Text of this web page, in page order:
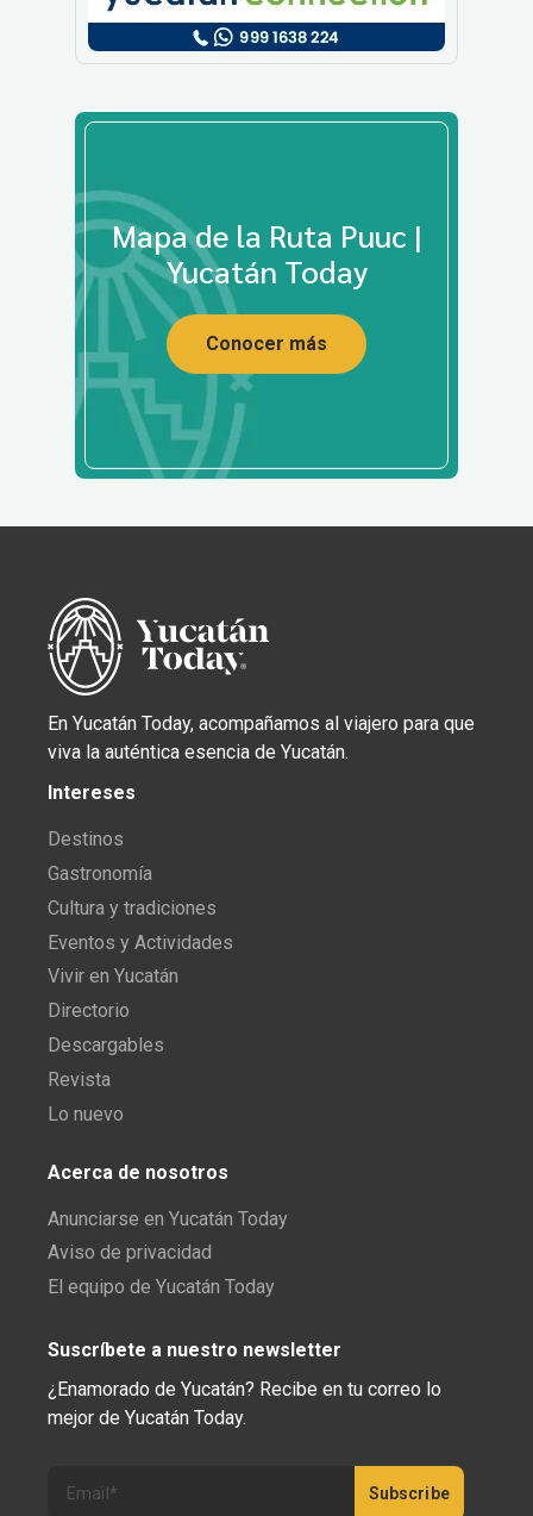
Mapa de la Ruta Puuc |
Yucatán Today
Conocer más
En Yucatán Today, acompañamos al viajero para que
viva la auténtica esencia de Yucatán.
Intereses
Destinos
Gastronomía
Cultura y tradiciones
Eventos y Actividades
Vivir en Yucatán
Directorio
Descargables
Revista
Lo nuevo
Acerca de nosotros
Anunciarse en Yucatán Today
Aviso de privacidad
El equipo de Yucatán Today
Suscríbete a nuestro newsletter
¿Enamorado de Yucatán? Recibe en tu correo lo
mejor de Yucatán Today.